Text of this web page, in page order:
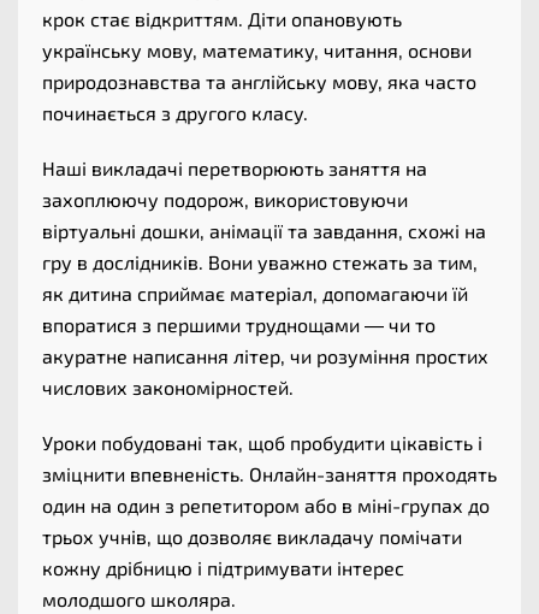
крок стає відкриттям. Діти опановують
українську мову, математику, читання, основи
природознавства та англійську мову, яка часто
починається з другого класу.
Наші викладачі перетворюють заняття на
захоплюючу подорож, використовуючи
віртуальні дошки, анімації та завдання, схожі на
гру в дослідників. Вони уважно стежать за тим,
як дитина сприймає матеріал, допомагаючи їй
впоратися з першими труднощами — чи то
акуратне написання літер, чи розуміння простих
числових закономірностей.
Уроки побудовані так, щоб пробудити цікавість і
зміцнити впевненість. Онлайн-заняття проходять
один на один з репетитором або в міні-групах до
трьох учнів, що дозволяє викладачу помічати
кожну дрібницю і підтримувати інтерес
молодшого школяра.